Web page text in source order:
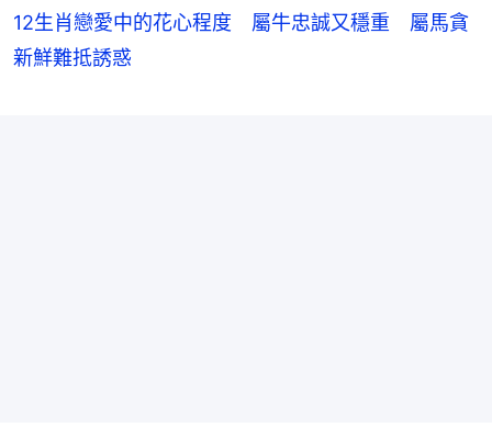
12生肖戀愛中的花心程度 屬牛忠誠又穩重 屬馬貪
新鮮難抵誘惑